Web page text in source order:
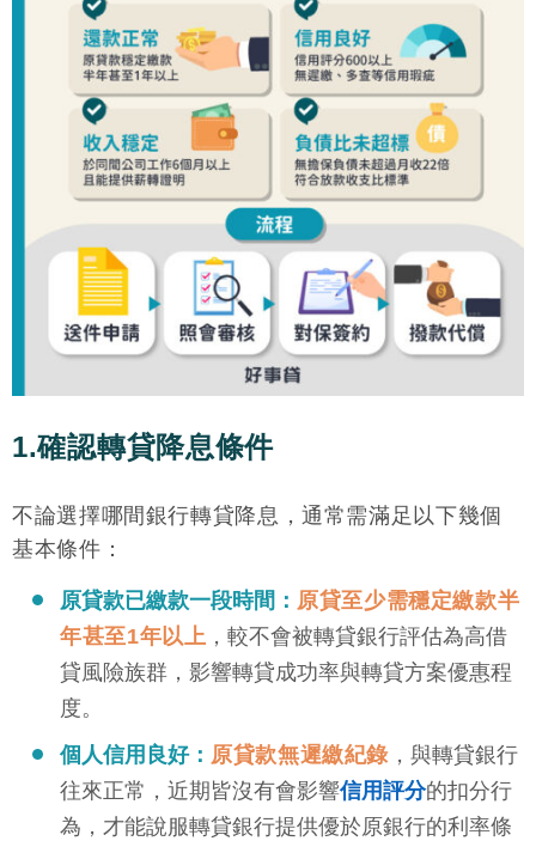
1.確認轉貸降息條件
不論選擇哪間銀行轉貸降息，通常需滿足以下幾個
基本條件：
原貸款已繳款一段時間： 原貸至少需穩定繳款半
年甚至1年以上 ，較不會被轉貸銀行評估為高借
貸風險族群，影響轉貸成功率與轉貸方案優惠程
度。
個人信用良好： 原貸款無遲繳紀錄 ，與轉貸銀行
往來正常，近期皆沒有會影響信用評分的扣分行
為，才能說服轉貸銀行提供優於原銀行的利率條